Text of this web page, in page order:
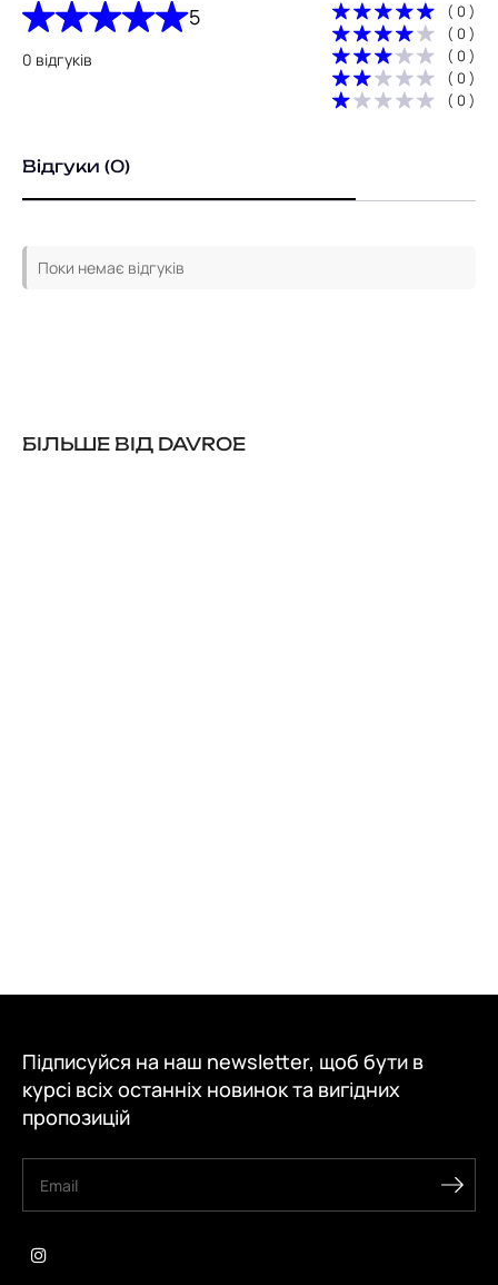
5
0 відгуків
( 0 )
( 0 )
( 0 )
( 0 )
( 0 )
Відгуки (0)
Поки немає відгуків
БІЛЬШЕ ВІД DAVROE
Підписуйся на наш newsletter, щоб бути в
курсі всіх останніх новинок та вигідних
пропозицій